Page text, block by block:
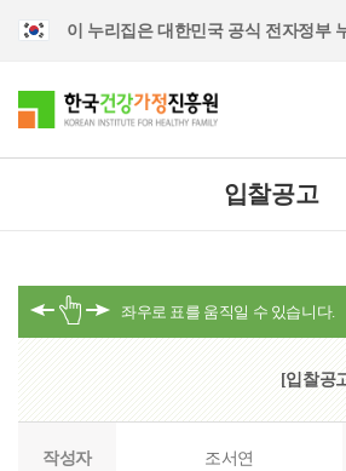
이 누리집은 대한민국 공식 전자정부
입찰공고
[입찰공
작성자 조서연